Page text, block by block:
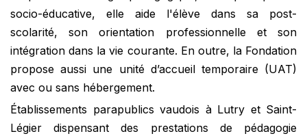
socio-éducative, elle aide l'élève dans sa post-
scolarité, son orientation professionnelle et son
intégration dans la vie courante. En outre, la Fondation
propose aussi une unité d’accueil temporaire (UAT)
avec ou sans hébergement.
Établissements parapublics vaudois à Lutry et Saint-
Légier dispensant des prestations de pédagogie